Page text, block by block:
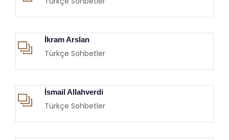
İkram Arslan
Türkçe Sohbetler
İsmail Allahverdi
Türkçe Sohbetler